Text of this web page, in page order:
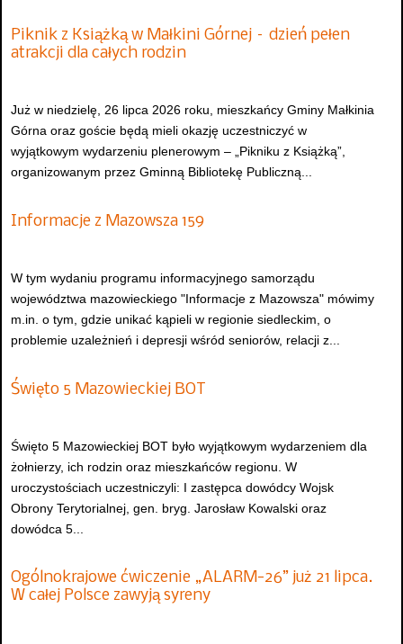
Piknik z Książką w Małkini Górnej – dzień pełen
atrakcji dla całych rodzin
Już w niedzielę, 26 lipca 2026 roku, mieszkańcy Gminy Małkinia
Górna oraz goście będą mieli okazję uczestniczyć w
wyjątkowym wydarzeniu plenerowym – „Pikniku z Książką”,
organizowanym przez Gminną Bibliotekę Publiczną...
Informacje z Mazowsza 159
W tym wydaniu programu informacyjnego samorządu
województwa mazowieckiego "Informacje z Mazowsza" mówimy
m.in. o tym, gdzie unikać kąpieli w regionie siedleckim, o
problemie uzależnień i depresji wśród seniorów, relacji z...
Święto 5 Mazowieckiej BOT
Święto 5 Mazowieckiej BOT było wyjątkowym wydarzeniem dla
żołnierzy, ich rodzin oraz mieszkańców regionu. W
uroczystościach uczestniczyli: I zastępca dowódcy Wojsk
Obrony Terytorialnej, gen. bryg. Jarosław Kowalski oraz
dowódca 5...
Ogólnokrajowe ćwiczenie „ALARM-26” już 21 lipca.
W całej Polsce zawyją syreny